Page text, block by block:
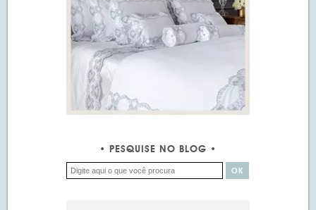
PESQUISE NO BLOG